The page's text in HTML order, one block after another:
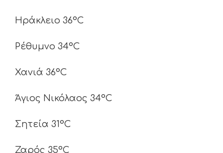
Ηράκλειο 36°C
Ρέθυμνο 34°C
Χανιά 36°C
Άγιος Νικόλαος 34°C
Σητεία 31°C
Ζαρός 35°C